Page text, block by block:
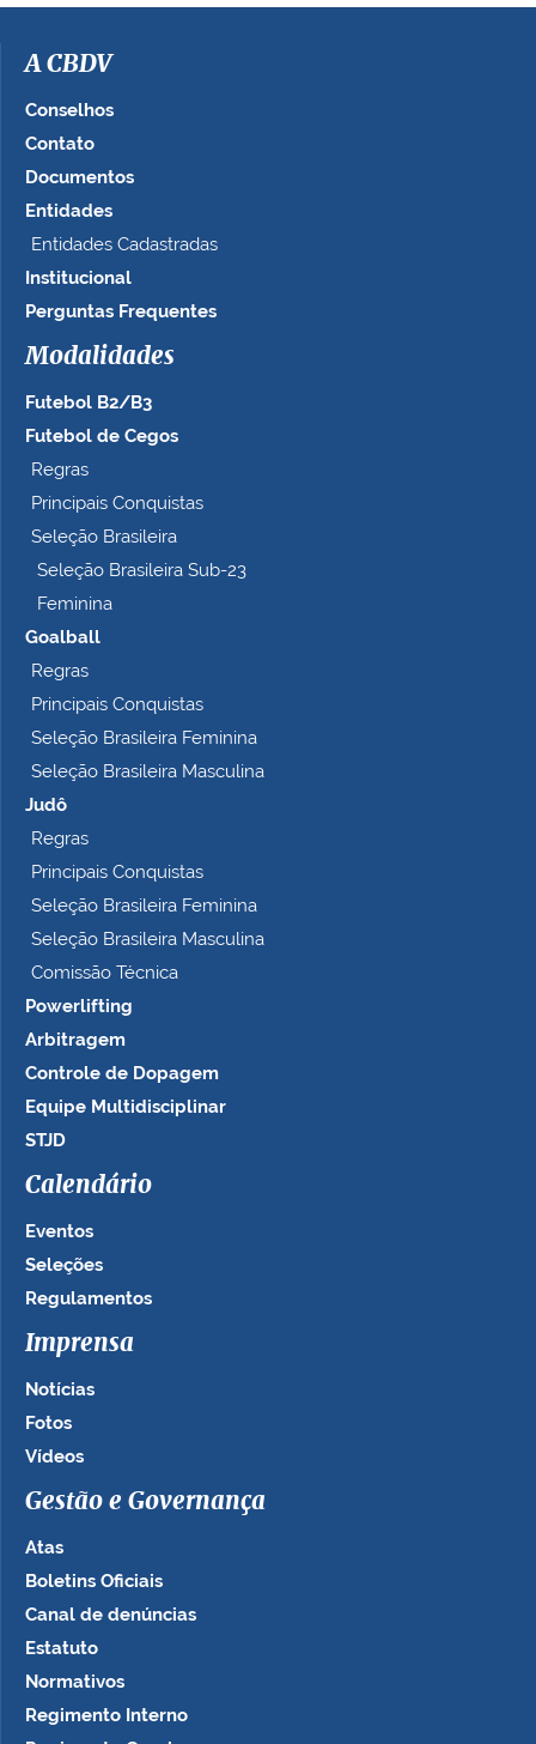
A CBDV
Conselhos
Contato
Documentos
Entidades
Entidades Cadastradas
Institucional
Perguntas Frequentes
Modalidades
Futebol B2/B3
Futebol de Cegos
Regras
Principais Conquistas
Seleção Brasileira
Seleção Brasileira Sub-23
Feminina
Goalball
Regras
Principais Conquistas
Seleção Brasileira Feminina
Seleção Brasileira Masculina
Judô
Regras
Principais Conquistas
Seleção Brasileira Feminina
Seleção Brasileira Masculina
Comissão Técnica
Powerlifting
Arbitragem
Controle de Dopagem
Equipe Multidisciplinar
STJD
Calendário
Eventos
Seleções
Regulamentos
Imprensa
Notícias
Fotos
Vídeos
Gestão e Governança
Atas
Boletins Oficiais
Canal de denúncias
Estatuto
Normativos
Regimento Interno